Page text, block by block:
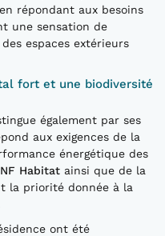
répondant aux besoins
une sensation de
espaces extérieurs
fort et une biodiversité
également par ses
aux exigences de la
énergétique des
Habitat ainsi que de la
la priorité donnée à la
ont été